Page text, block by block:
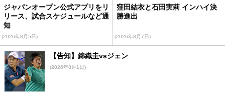
ジャパンオープン公式アプリをリ
リース、試合スケジュールなど通
知
(2026年8月5日)
窪田結衣と石田実莉 インハイ決
勝進出
(2026年8月7日)
【告知】錦織圭vsジェン
(2026年8月1日)